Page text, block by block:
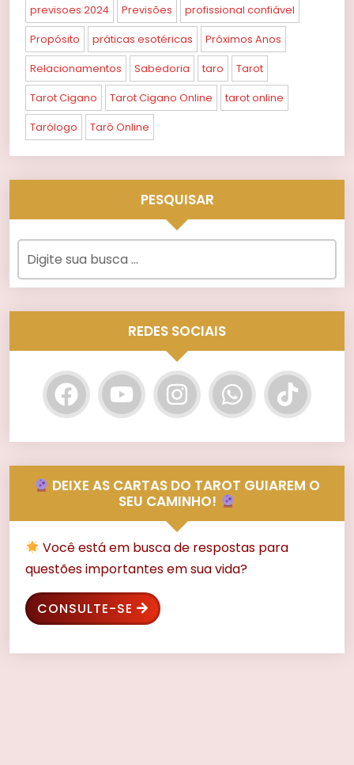
previsoes 2024 Previsões profissional confiável
Propósito práticas esotéricas Próximos Anos
Relacionamentos Sabedoria taro Tarot
Tarot Cigano Tarot Cigano Online tarot online
Tarólogo Tarô Online
PESQUISAR
REDES SOCIAIS
DEIXE AS CARTAS DO TAROT GUIAREM O
SEU CAMINHO!
Você está em busca de respostas para
questões importantes em sua vida?
CONSULTE-SE